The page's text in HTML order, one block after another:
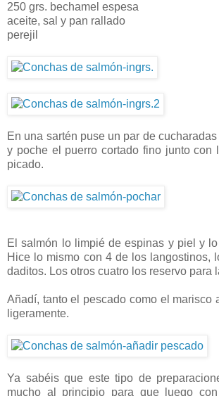
250 grs. bechamel espesa
aceite, sal y pan rallado
perejil
En una sartén puse un par de
y poche el puerro cortado fino junto con
picado.
El salmón lo limpié de espinas y piel y
Hice lo mismo con 4 de los langostinos,
daditos. Los otros cuatro los reservo para
Añadí, tanto el pescado como el marisco
ligeramente.
Ya sabéis que este tipo de
mucho al principio para que luego